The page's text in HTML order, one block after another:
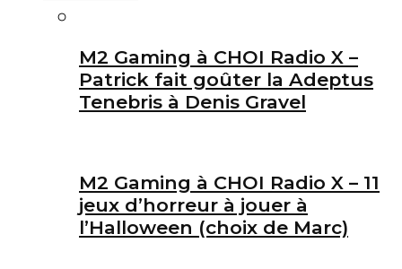
M2 Gaming à CHOI Radio X –
Patrick fait goûter la Adeptus
Tenebris à Denis Gravel
M2 Gaming à CHOI Radio X – 11
jeux d’horreur à jouer à
l’Halloween (choix de Marc)